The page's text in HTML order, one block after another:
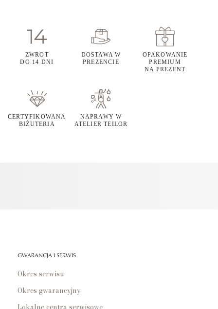
ZWROT
DO 14 DNI
DOSTAWA W
PREZENCIE
OPAKOWANIE
PREMIUM
NA PREZENT
CERTYFIKOWANA
BIŻUTERIA
NAPRAWY W
ATELIER TEILOR
GWARANCJA I SERWIS
Okres serwisu
Okres gwarancyjny